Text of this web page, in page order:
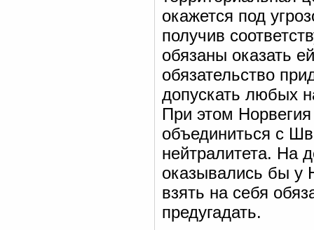
окажется под
получив
обязаны оказать
обязательство
допускать любых
При этом
объединиться с
нейтралитета. На
оказывались бы у
взять на себя
предугадать.